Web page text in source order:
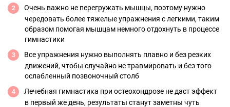
Очень важно не перегружать мышцы, поэтому нужно
чередовать более тяжелые упражнения с легкими, таким
образом помогая мышцам немного отдохнуть в процессе
гимнастики
Все упражнения нужно выполнять плавно и без резких
движений, чтобы случайно не травмировать и без того
ослабленный позвоночный столб
Лечебная гимнастика при остеохондрозе не даст эффект
в первый же день, результаты станут заметны чуть